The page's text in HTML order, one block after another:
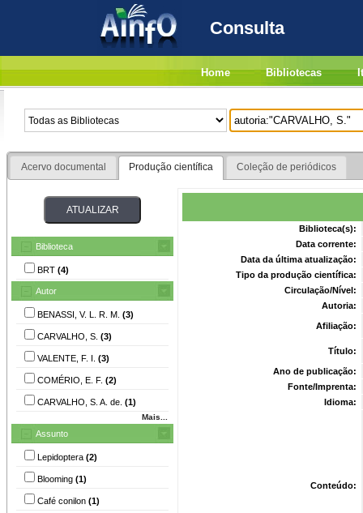
Consulta
Home Bibliotecas
Acervo documental Produção científica Coleção de periódicos
Biblioteca
BRT (4)
Autor
BENASSI, V. L. R. M. (3)
CARVALHO, S. (3)
VALENTE, F. I. (3)
COMÉRIO, E. F. (2)
CARVALHO, S. A. de. (1)
Mais...
Assunto
Lepidoptera (2)
Blooming (1)
Café conilon (1)
Biblioteca(s):
Data corrente:
Data da última atualização:
Tipo da produção científica:
Circulação/Nível:
Autoria:
Afiliação:
Título:
Ano de publicação:
Fonte/Imprenta:
Idioma:
Conteúdo: